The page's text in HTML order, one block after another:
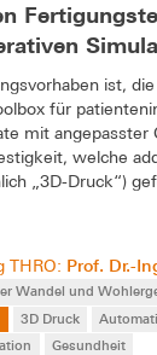
ist,
für
mit angepasster
welche
„3D-Druck“)
THRO: Prof. Dr.-
Wandel und
3D Druck
Gesundheit